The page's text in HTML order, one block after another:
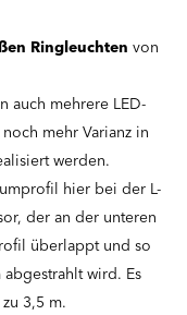
Ringleuchten von
auch mehrere LED-
mehr Varianz in
werden.
hier bei der L-
der an der unteren
überlappt und so
wird. Es
3,5 m.